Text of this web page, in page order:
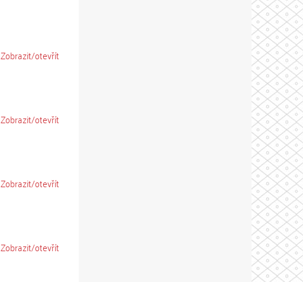
Zobrazit/otevřít
Zobrazit/otevřít
Zobrazit/otevřít
Zobrazit/otevřít